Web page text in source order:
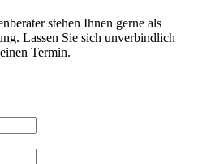
stehen Ihnen gerne als
Lassen Sie sich unverbindlich
Termin.